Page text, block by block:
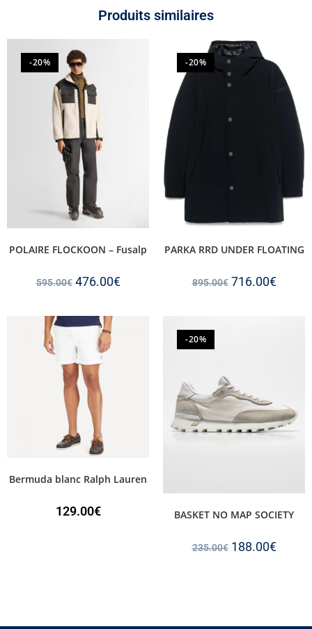
Produits similaires
-20%
POLAIRE FLOCKOON – Fusalp
595.00€ 476.00€
-20%
PARKA RRD UNDER FLOATING
895.00€ 716.00€
Bermuda blanc Ralph Lauren
129.00€
-20%
BASKET NO MAP SOCIETY
235.00€ 188.00€